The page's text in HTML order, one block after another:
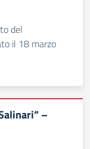
del
il 18 marzo
–